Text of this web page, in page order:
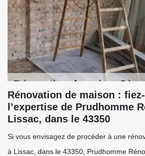
Rénovation de maison :
l’expertise de Prudhomme
Lissac, dans le 43350
Si vous envisagez de procéder à une
à Lissac, dans le 43350, Prudhomme